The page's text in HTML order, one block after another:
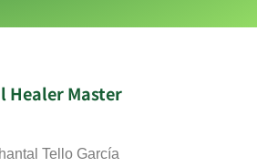
Healer Master
Tello García